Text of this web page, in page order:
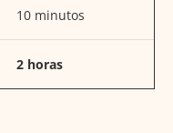
10 minutos
2 horas